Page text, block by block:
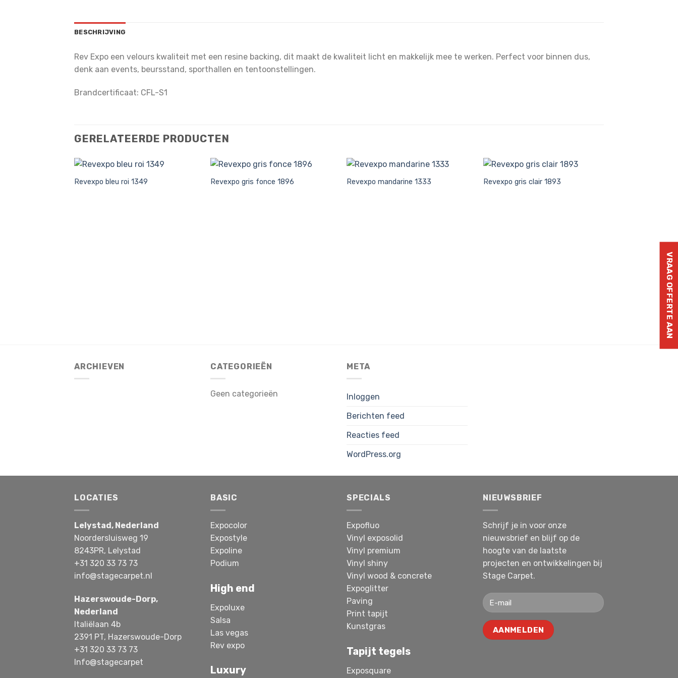
BESCHRIJVING
Rev Expo een velours kwaliteit met een resine backing, dit maakt de kwaliteit licht en makkelijk mee te werken. Perfect voor binnen dus,
denk aan events, beursstand, sporthallen en tentoonstellingen.
Brandcertificaat: CFL-S1
GERELATEERDE PRODUCTEN
Revexpo bleu roi 1349 Revexpo gris fonce 1896 Revexpo mandarine 1333 Revexpo gris clair 1893
Revexpo VRAAG OFFERTE AAN
ARCHIEVEN CATEGORIEËN
Geen categorieën
META
Inloggen
Berichten feed
Reacties feed
WordPress.org
LOCATIES
Lelystad, Nederland
Noordersluisweg 19
8243PR, Lelystad
+31 320 33 73 73
info@stagecarpet.nl
Hazerswoude-Dorp,
Nederland
Italiëlaan 4b
2391 PT, Hazerswoude-Dorp
+31 320 33 73 73
Info@stagecarpet
BASIC
Expocolor
Expostyle
Expoline
Podium
High end
Expoluxe
Salsa
Las vegas
Rev expo
Luxury
SPECIALS
Expofluo
Vinyl exposolid
Vinyl premium
Vinyl shiny
Vinyl wood & concrete
Expoglitter
Paving
Print tapijt
Kunstgras
Tapijt tegels
Exposquare
NIEUWSBRIEF
Schrijf je in voor onze
nieuwsbrief en blijf op de
hoogte van de laatste
projecten en ontwikkelingen bij
Stage Carpet.